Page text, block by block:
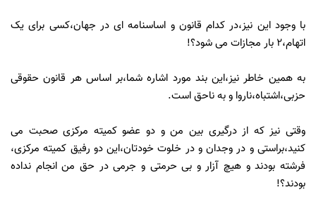
با وجود این نیز،در کدام قانون و اساسنامه ای در جهان،کسی برای یک
اتهام،2 بار مجازات می شود؟!
به همین خاطر نیز،این بند مورد اشاره شما،بر اساس هر قانون حقوقی
حزبی،اشتباه،ناروا و به ناحق است.
وقتی نیز که از درگیری بین من و دو عضو کمیته مرکزی صحبت می
کنید،براستی و در وجدان و در خلوت خودتان،این دو رفیق کمیته مرکزی،
فرشته بودند و هیچ آزار و بی حرمتی و جرمی در حق من انجام نداده
بودند؟!